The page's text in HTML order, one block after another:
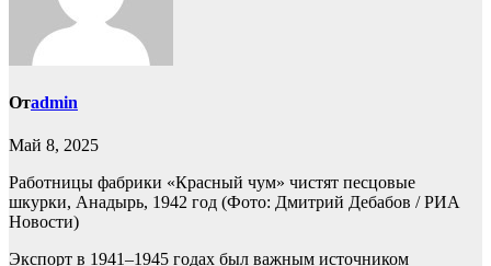
Отadmin
Май 8, 2025
Работницы фабрики «Красный чум» чистят песцовые
шкурки, Анадырь, 1942 год (Фото: Дмитрий Дебабов / РИА
Новости)
Экспорт в 1941–1945 годах был важным источником